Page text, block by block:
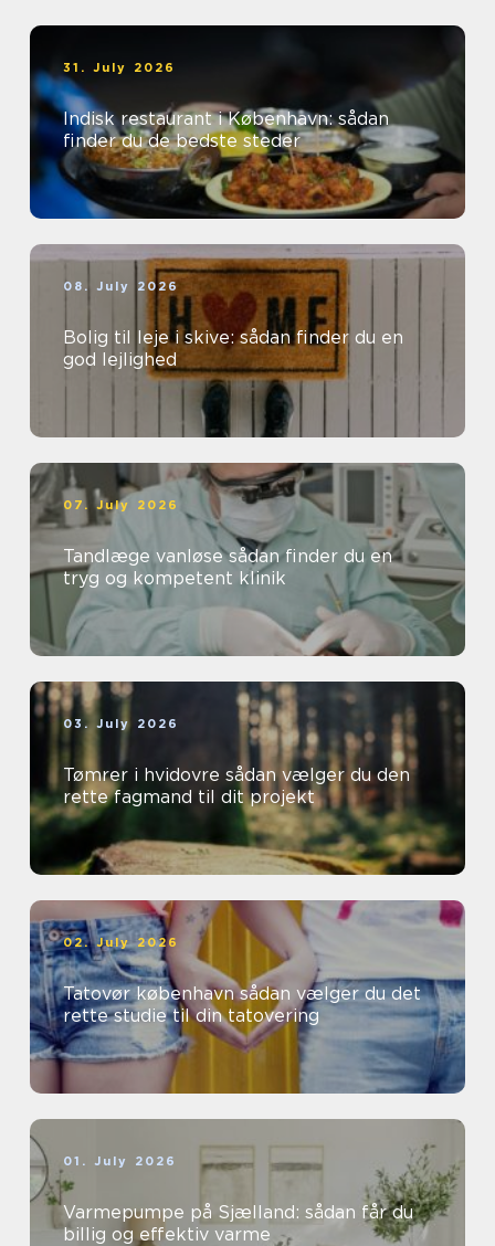
31. July 2026
Indisk restaurant i København: sådan
finder du de bedste steder
08. July 2026
Bolig til leje i skive: sådan finder du en
god lejlighed
07. July 2026
Tandlæge vanløse sådan finder du en
tryg og kompetent klinik
03. July 2026
Tømrer i hvidovre sådan vælger du den
rette fagmand til dit projekt
02. July 2026
Tatovør københavn sådan vælger du det
rette studie til din tatovering
01. July 2026
Varmepumpe på Sjælland: sådan får du
billig og effektiv varme